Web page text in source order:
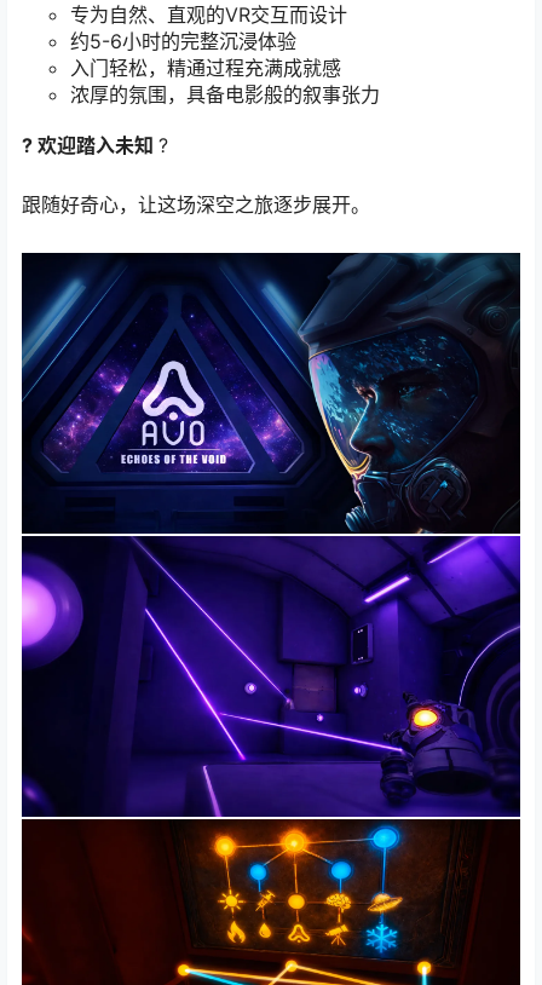
专为自然、直观的VR交互而设计
约5-6小时的完整沉浸体验
入门轻松，精通过程充满成就感
浓厚的氛围，具备电影般的叙事张力
? 欢迎踏入未知 ?
跟随好奇心，让这场深空之旅逐步展开。